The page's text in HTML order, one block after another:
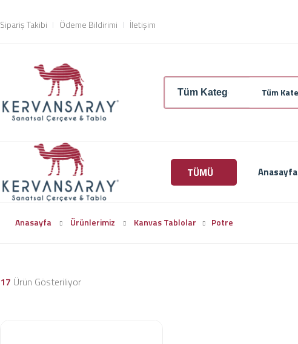
Sipariş Takibi Ödeme Bildirimi İletişim
Tüm
TÜMÜ Anasayfa
Anasayfa Ürünlerimiz Kanvas Tablolar Potre
17 Ürün Gösteriliyor